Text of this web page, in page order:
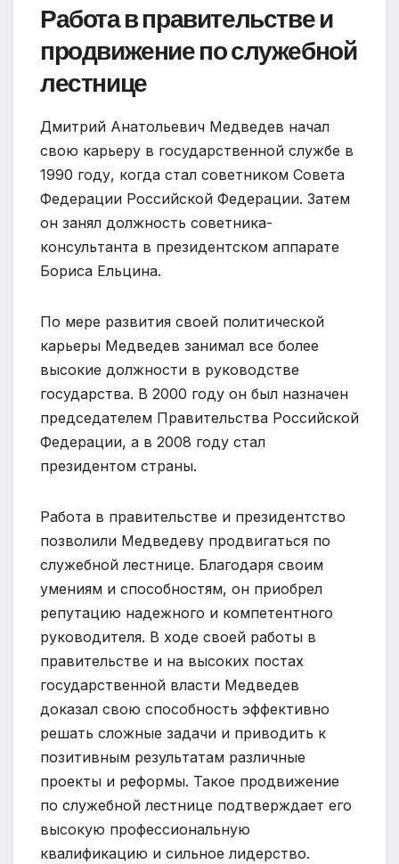
Работа в правительстве и
продвижение по служебной
лестнице
Дмитрий Анатольевич Медведев начал
свою карьеру в государственной службе в
1990 году, когда стал советником Совета
Федерации Российской Федерации. Затем
он занял должность советника-
консультанта в президентском аппарате
Бориса Ельцина.
По мере развития своей политической
карьеры Медведев занимал все более
высокие должности в руководстве
государства. В 2000 году он был назначен
председателем Правительства Российской
Федерации, а в 2008 году стал
президентом страны.
Работа в правительстве и президентство
позволили Медведеву продвигаться по
служебной лестнице. Благодаря своим
умениям и способностям, он приобрел
репутацию надежного и компетентного
руководителя. В ходе своей работы в
правительстве и на высоких постах
государственной власти Медведев
доказал свою способность эффективно
решать сложные задачи и приводить к
позитивным результатам различные
проекты и реформы. Такое продвижение
по служебной лестнице подтверждает его
высокую профессиональную
квалификацию и сильное лидерство.